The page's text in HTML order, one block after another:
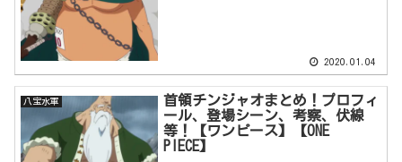
2020.01.04
八宝水軍
首領チンジャオまとめ！プロフィ
ール、登場シーン、考察、伏線
等！【ワンピース】【ONE
PIECE】